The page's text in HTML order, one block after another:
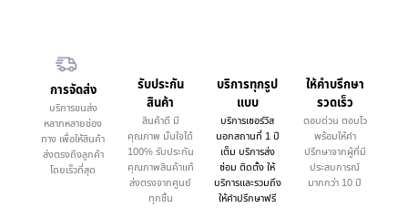
การจัดส่ง
บริการขนส่ง
หลากหลายช่อง
ทาง เพื่อให้สินค้า
ส่งตรงถึงลูกค้า
โดยเร็วที่สุด
รับประกัน
สินค้า
สินค้าดี มี
คุณภาพ มั่นใจได้
100% รับประกัน
คุณภาพสินค้าแท้
ส่งตรงจากศูนย์
ทุกชิ้น
บริการทุกรูป
แบบ
บริการเซอร์วิส
นอกสถานที่ 1 ปี
เต็ม บริการส่ง
ซ่อม ติดตั้ง ให้
บริการและรวมถึง
ให้คำปรึกษาฟรี
ให้คำบรึกษา
รวดเร็ว
ตอบด่วน ตอบไว
พร้อมให้คำ
ปรึกษาจากผู้ที่มี
ประสบการณ์
มากกว่า 10 ปี